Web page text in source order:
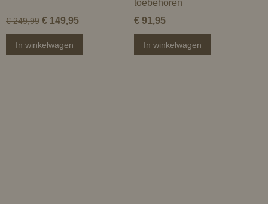
€ 249,99 € 149,95
In winkelwagen
toebehoren
€ 91,95
In winkelwagen